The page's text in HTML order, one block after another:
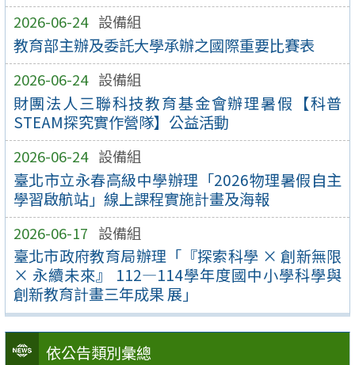
2026-06-24 設備組
教育部主辦及委託大學承辦之國際重要比賽表
2026-06-24 設備組
財團法人三聯科技教育基金會辦理暑假【科普
STEAM探究實作營隊】公益活動
2026-06-24 設備組
臺北市立永春高級中學辦理「2026物理暑假自主
學習啟航站」線上課程實施計畫及海報
2026-06-17 設備組
臺北市政府教育局辦理「『探索科學 × 創新無限
× 永續未來』 112—114學年度國中小學科學與
創新教育計畫三年成果 展」
依公告類別彙總